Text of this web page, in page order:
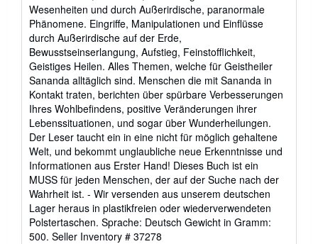
Wesenheiten und durch Außerirdische, paranormale
Phänomene. Eingriffe, Manipulationen und Einflüsse
durch Außerirdische auf der Erde,
Bewusstseinserlangung, Aufstieg, Feinstofflichkeit,
Geistiges Heilen. Alles Themen, welche für Geistheiler
Sananda alltäglich sind. Menschen die mit Sananda in
Kontakt traten, berichten über spürbare Verbesserungen
Ihres Wohlbefindens, positive Veränderungen ihrer
Lebenssituationen, und sogar über Wunderheilungen.
Der Leser taucht ein in eine nicht für möglich gehaltene
Welt, und bekommt unglaubliche neue Erkenntnisse und
Informationen aus Erster Hand! Dieses Buch ist ein
MUSS für jeden Menschen, der auf der Suche nach der
Wahrheit ist. - Wir versenden aus unserem deutschen
Lager heraus in plastikfreien oder wiederverwendeten
Polstertaschen. Sprache: Deutsch Gewicht in Gramm:
500. Seller Inventory # 37278